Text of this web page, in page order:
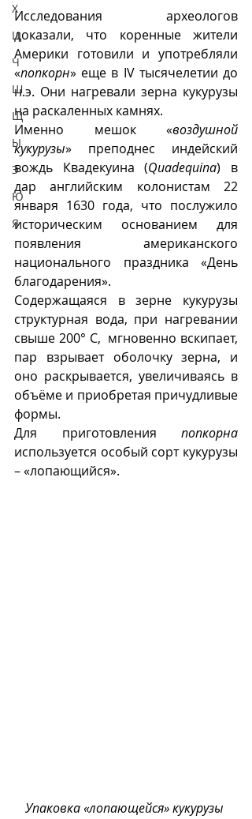
Х
Ц
Ч
Ш
Щ
Ы
Э
Ю
Я
Исследования археологов
доказали, что коренные жители
Америки готовили и употребляли
«попкорн» еще в IV тысячелетии до
н.э. Они нагревали зерна кукурузы
на раскаленных камнях.
Именно мешок «воздушной
кукурузы» преподнес индейский
вождь Квадекуина (Quadequina) в
дар английским колонистам 22
января 1630 года, что послужило
историческим основанием для
появления американского
национального праздника «День
благодарения».
Содержащаяся в зерне кукурузы
структурная вода, при нагревании
свыше 200° С,  мгновенно вскипает,
пар взрывает оболочку зерна, и
оно раскрывается, увеличиваясь в
объёме и приобретая причудливые
формы.
Для приготовления попкорна
используется особый сорт кукурузы
– «лопающийся».
Упаковка «лопающейся» кукурузы